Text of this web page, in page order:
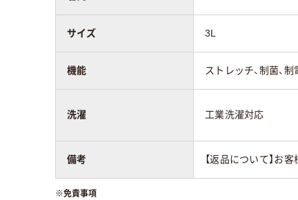
サイズ 3L
機能 ストレッチ、制菌、
洗濯 工業洗濯対応
備考 【返品について】お
※免責事項